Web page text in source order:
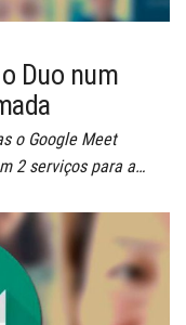
Duo num
o Google Meet
2 serviços para a…